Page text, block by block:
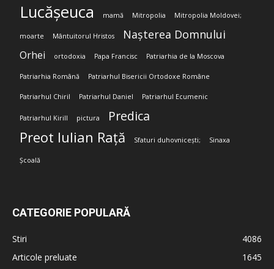
Lucășeuca mamă Mitropolia Mitropolia Moldovei;
moarte Mântuitorul Hristos Nașterea Domnului
Orhei ortodoxia Papa Francisc Patriarhia de la Moscova
Patriarhia Română Patriarhul Bisericii Ortodoxe Române
Patriarhul Chiril Patriarhul Daniel Patriarhul Ecumenic
Patriarhul Kirill pictura Predica
Preot Iulian Rață Sfaturi duhovnicești; Sinaxa
Școală
CATEGORIE POPULARĂ
Stiri
4086
Articole preluate
1645